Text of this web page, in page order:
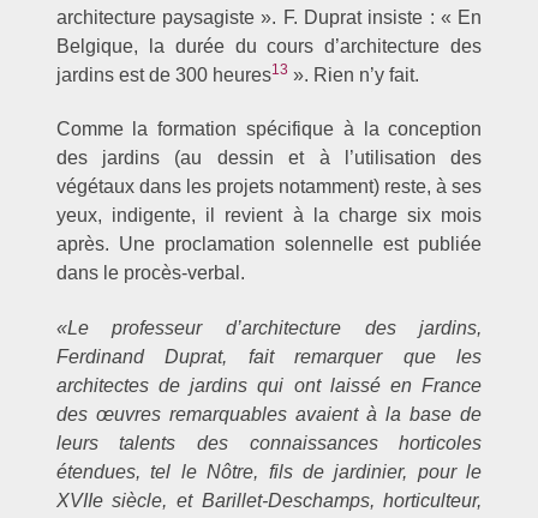
architecture paysagiste ». F. Duprat insiste : « En
Belgique, la durée du cours d’architecture des
jardins est de 300 heures13 ». Rien n’y fait.
Comme la formation spécifique à la conception
des jardins (au dessin et à l’utilisation des
végétaux dans les projets notamment) reste, à ses
yeux, indigente, il revient à la charge six mois
après. Une proclamation solennelle est publiée
dans le procès-verbal.
«Le professeur d’architecture des jardins,
Ferdinand Duprat, fait remarquer que les
architectes de jardins qui ont laissé en France
des œuvres remarquables avaient à la base de
leurs talents des connaissances horticoles
étendues, tel le Nôtre, fils de jardinier, pour le
XVIIe siècle, et Barillet-Deschamps, horticulteur,